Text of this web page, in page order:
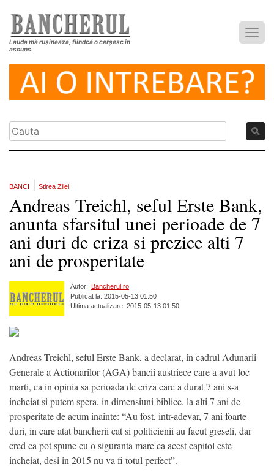
Lauda mă rușinează, fiindcă o cerșesc în
ascuns.
BANCI Stirea Zilei
Andreas Treichl, seful Erste Bank,
anunta sfarsitul unei perioade de 7
ani duri de criza si prezice alti 7
ani de prosperitate
Autor: Bancherul.ro
Publicat la: 2015-05-13 01:50
Ultima actualizare: 2015-05-13 01:50
Andreas Treichl, seful Erste Bank, a declarat, in cadrul Adunarii
Generale a Actionarilor (AGA) bancii austriece care a avut loc
marti, ca in opinia sa perioada de criza care a durat 7 ani s-a
incheiat si putem spera, in dimensiuni biblice, la alti 7 ani de
prosperitate de acum inainte: “Au fost, intr-adevar, 7 ani foarte
duri, in care atat bancherii cat si politicienii au facut greseli, dar
cred ca pot spune cu o siguranta mare ca acest capitol este
incheiat, desi in 2015 nu va fi totul perfect”.